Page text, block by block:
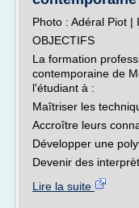
Photo : Adéral Piot |
OBJECTIFS
La formation
contemporaine de
l'étudiant à :
Maîtriser les
Accroître leurs
Développer une
Devenir des
Lire la suite